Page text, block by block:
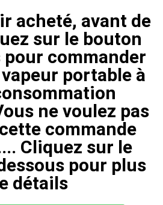
acheté, avant de
sur le bouton
commander
portable à
ne voulez pas
commande
Cliquez sur le
pour plus
détails